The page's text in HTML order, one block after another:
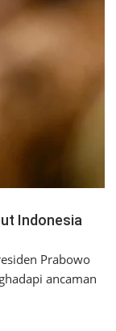
Indonesia
Prabowo
ancaman